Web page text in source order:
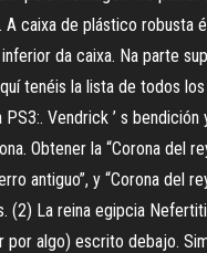
A caixa de plástico robusta
da caixa. Na parte
tenéis la lista de todos
Vendrick ’ s bendición
Obtener la “Corona del
antiguo”, y “Corona del
(2) La reina egipcia
por algo) escrito debajo.